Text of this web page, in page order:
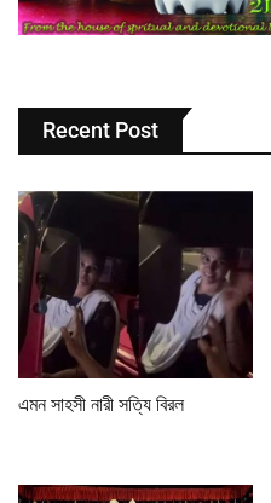
Recent Post
এমন সাহসী নারী সত্যি বিরল